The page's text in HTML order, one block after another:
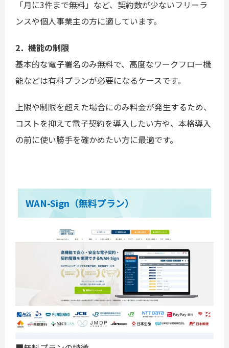
「月に3件まで無料」など、契約数が少ないフリーラ
ンスや個人事業主の方に適しています。
2．機能の制限
基本的な電子署名のみ無料で、高度なワークフロー機
能などは有料プランが必要になるケースです。
上限や制限を超えた場合にのみ料金が発生するため、
コストを抑えて電子契約を導入したい方や、本格導入
の前に使い勝手を確かめたい方に最適です。
WAN-Sign（無料プラン）